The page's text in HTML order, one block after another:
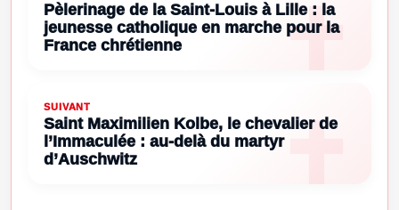
Pèlerinage de la Saint-Louis à Lille : la
jeunesse catholique en marche pour la
France chrétienne
SUIVANT
Saint Maximilien Kolbe, le chevalier de
l’Immaculée : au-delà du martyr
d’Auschwitz